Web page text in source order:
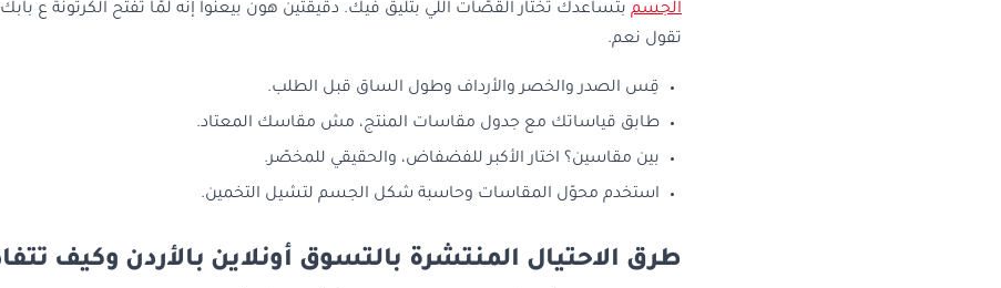
الجسم بتساعدك تختار القصّات اللي بتليق فيك. دقيقتين هون بيعنوا إنّه لمّا تفتح الكرتونة ع
تقول نعم.
قِس الصدر والخصر والأرداف وطول الساق قبل الطلب.
طابق قياساتك مع جدول مقاسات المنتج، مش مقاسك المعتاد.
بين مقاسين؟ اختار الأكبر للفضفاض، والحقيقي للمخصّر.
استخدم محوّل المقاسات وحاسبة شكل الجسم لتشيل التخمين.
طرق الاحتيال المنتشرة بالتسوق أونلاين بالأردن وكيف